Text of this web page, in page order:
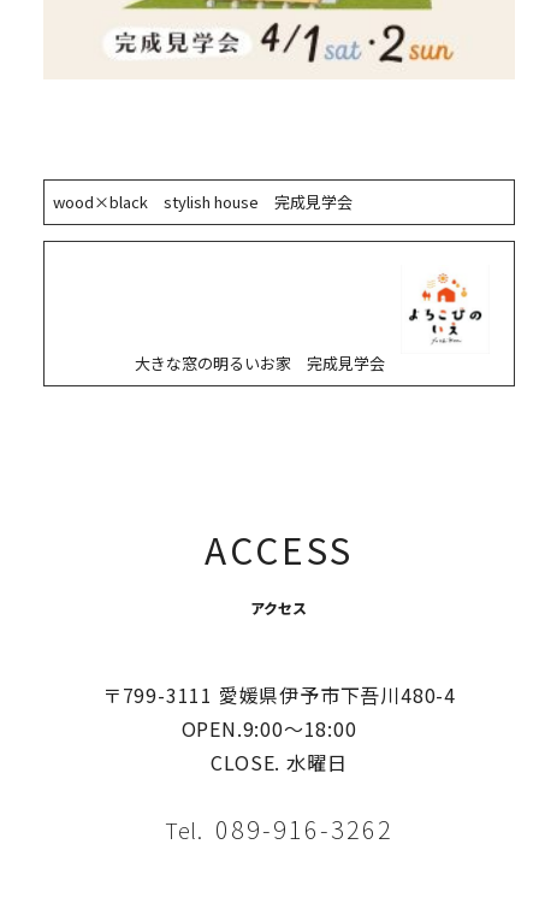
wood×black stylish house 完成見学会
大きな窓の明るいお家 完成見学会
ACCESS
アクセス
〒799-3111 愛媛県伊予市下吾川480-4
OPEN.9:00〜18:00
CLOSE. 水曜日
Tel. 089-916-3262